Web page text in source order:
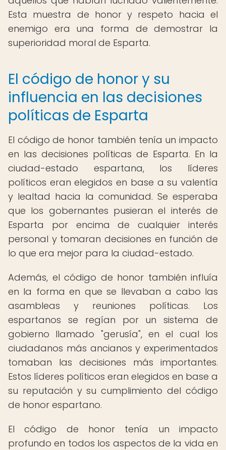
Esta muestra de honor y respeto hacia el
enemigo era una forma de demostrar la
superioridad moral de Esparta.
El código de honor y su
influencia en las decisiones
políticas de Esparta
El código de honor también tenía un impacto
en las decisiones políticas de Esparta. En la
ciudad-estado espartana, los líderes
políticos eran elegidos en base a su valentía
y lealtad hacia la comunidad. Se esperaba
que los gobernantes pusieran el interés de
Esparta por encima de cualquier interés
personal y tomaran decisiones en función de
lo que era mejor para la ciudad-estado.
Además, el código de honor también influía
en la forma en que se llevaban a cabo las
asambleas y reuniones políticas. Los
espartanos se regían por un sistema de
gobierno llamado "gerusía", en el cual los
ciudadanos más ancianos y experimentados
tomaban las decisiones más importantes.
Estos líderes políticos eran elegidos en base a
su reputación y su cumplimiento del código
de honor espartano.
El código de honor tenía un impacto
profundo en todos los aspectos de la vida en